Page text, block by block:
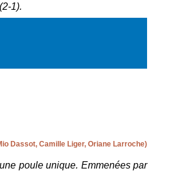
1).
Dassot, Camille Liger, Oriane Larroche)
poule unique. Emmenées par